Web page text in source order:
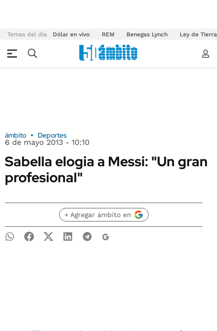
Temas del día Dólar en vivo REM Benegas Lynch Ley de
ámbito Deportes
6 de mayo 2013 - 10:10
Sabella elogia a Messi: "Un gran
profesional"
+ Agregar ámbito en